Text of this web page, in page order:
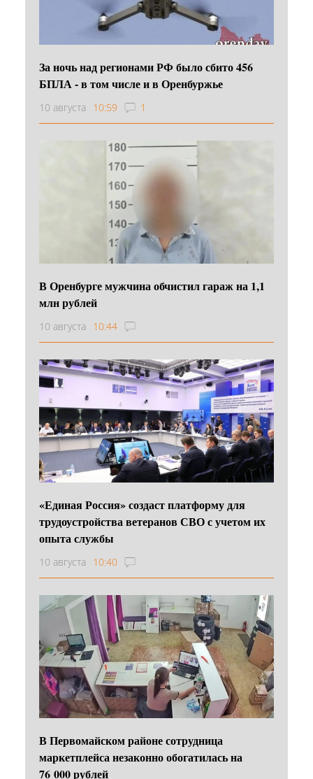
За ночь над регионами РФ было сбито 456
БПЛА - в том числе и в Оренбуржье
10 августа 10:59 1
В Оренбурге мужчина обчистил гараж на 1,1
млн рублей
10 августа 10:44
«Единая Россия» создаст платформу для
трудоустройства ветеранов СВО с учетом их
опыта службы
10 августа 10:40
В Первомайском районе сотрудница
маркетплейса незаконно обогатилась на
76 000 рублей